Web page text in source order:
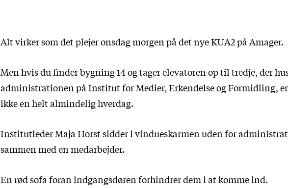
Alt virker som det plejer onsdag morgen på det nye KUA2 på Amager.
Men hvis du finder bygning 14 og tager elevatoren op til tredje, der
administrationen på Institut for Medier, Erkendelse og Formidling,
ikke en helt almindelig hverdag.
Institutleder Maja Horst sidder i vindueskarmen uden for
sammen med en medarbejder.
En rød sofa foran indgangsdøren forhindrer dem i at komme ind.